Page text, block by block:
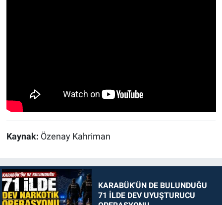
Kaynak: Özenay Kahriman
KARABÜK'ÜN DE BULUNDUĞU
71 İLDE DEV UYUŞTURUCU